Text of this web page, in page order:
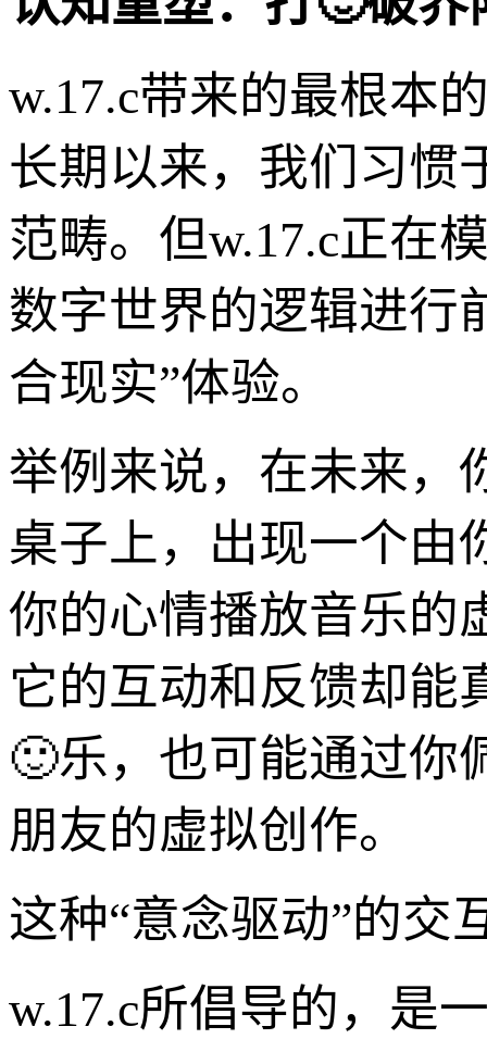
w.17.c带来的最根本
长期以来，我们习惯
范畴。但w.17.c正在
数字世界的逻辑进行
合现实”体验。
举例来说，在未来，
桌子上，出现一个由
你的心情播放音乐的
它的互动和反馈却能
🙂乐，也可能通过你
朋友的虚拟创作。
这种“意念驱动”的交
w.17.c所倡导的，是